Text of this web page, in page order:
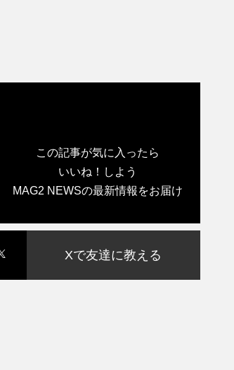
この記事が気に入ったら
いいね！しよう
MAG2 NEWSの最新情報をお届け
Xで友達に教える